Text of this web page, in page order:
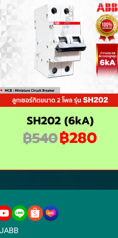
SH202 (6kA)
฿540฿280